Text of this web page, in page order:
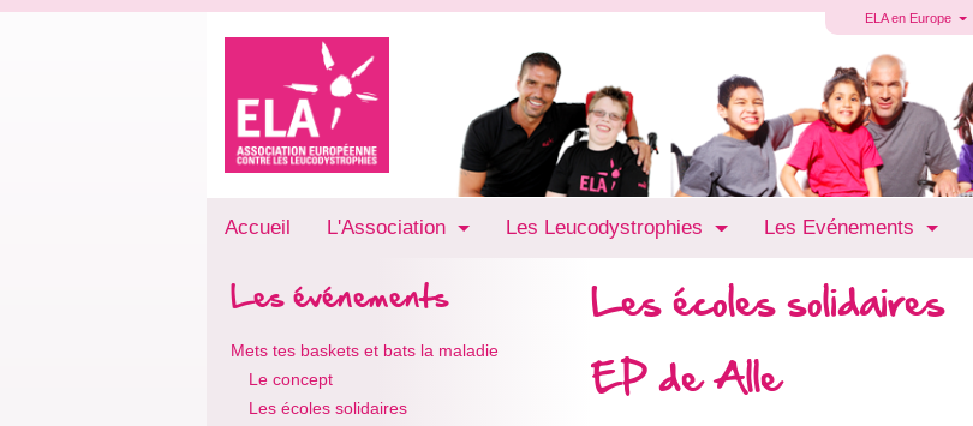
ELA en Europe
Accueil L'Association Les Leucodystrophies Les Evénements
Les événements
Mets tes baskets et bats la maladie
Le concept
Les écoles solidaires
Les écoles solidaires
EP de Alle